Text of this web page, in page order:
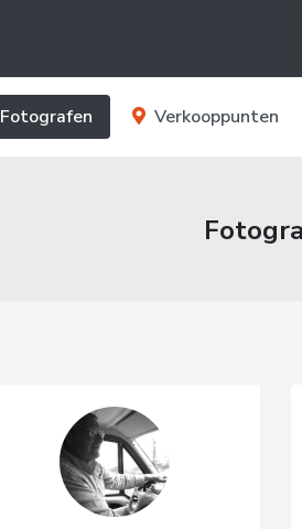
Fotografen Verkooppunten